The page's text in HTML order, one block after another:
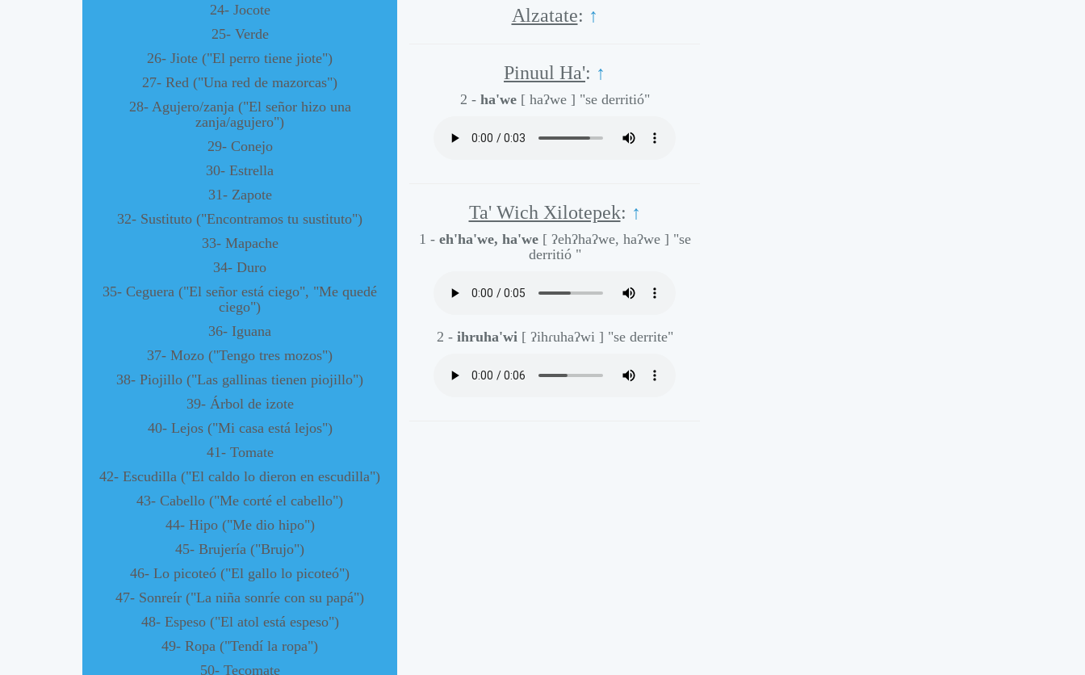
24- Jocote
25- Verde
26- Jiote ("El perro tiene jiote")
27- Red ("Una red de mazorcas")
28- Agujero/zanja ("El señor hizo una
zanja/agujero")
29- Conejo
30- Estrella
31- Zapote
32- Sustituto ("Encontramos tu sustituto")
33- Mapache
34- Duro
35- Ceguera ("El señor está ciego", "Me quedé
ciego")
36- Iguana
37- Mozo ("Tengo tres mozos")
38- Piojillo ("Las gallinas tienen piojillo")
39- Árbol de izote
40- Lejos ("Mi casa está lejos")
41- Tomate
42- Escudilla ("El caldo lo dieron en escudilla")
43- Cabello ("Me corté el cabello")
44- Hipo ("Me dio hipo")
45- Brujería ("Brujo")
46- Lo picoteó ("El gallo lo picoteó")
47- Sonreír ("La niña sonríe con su papá")
48- Espeso ("El atol está espeso")
49- Ropa ("Tendí la ropa")
50- Tecomate
Alzatate: ↑
Pinuul Ha': ↑
2 - ha'we [ haʔwe ] "se derritió"
Ta' Wich Xilotepek: ↑
1 - eh'ha'we, ha'we [ ʔehʔhaʔwe, haʔwe ] "se
derritió "
2 - ihruha'wi [ ʔihɾuhaʔwi ] "se derrite"